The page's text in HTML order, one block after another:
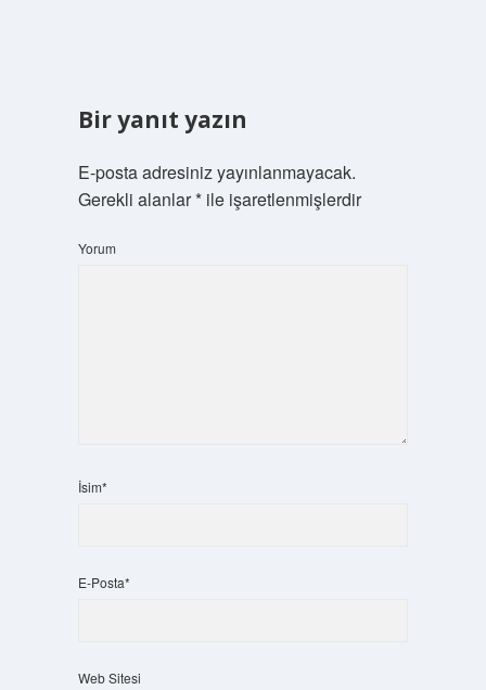
Bir yanıt yazın
E-posta adresiniz yayınlanmayacak.
Gerekli alanlar*ile işaretlenmişlerdir
Yorum
İsim*
E-Posta*
Web Sitesi